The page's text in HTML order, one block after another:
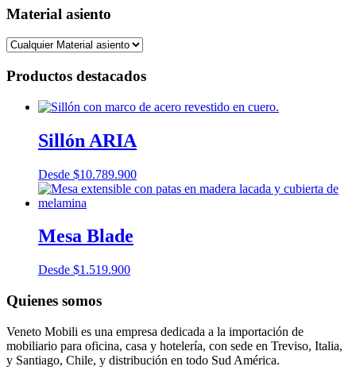
Material asiento
Productos destacados
Sillón ARIA
Desde $10.789.900
Mesa Blade
Desde $1.519.900
Quienes somos
Veneto Mobili es una empresa dedicada a la importación de
mobiliario para oficina, casa y hotelería, con sede en Treviso, Italia,
y Santiago, Chile, y distribución en todo Sud América.